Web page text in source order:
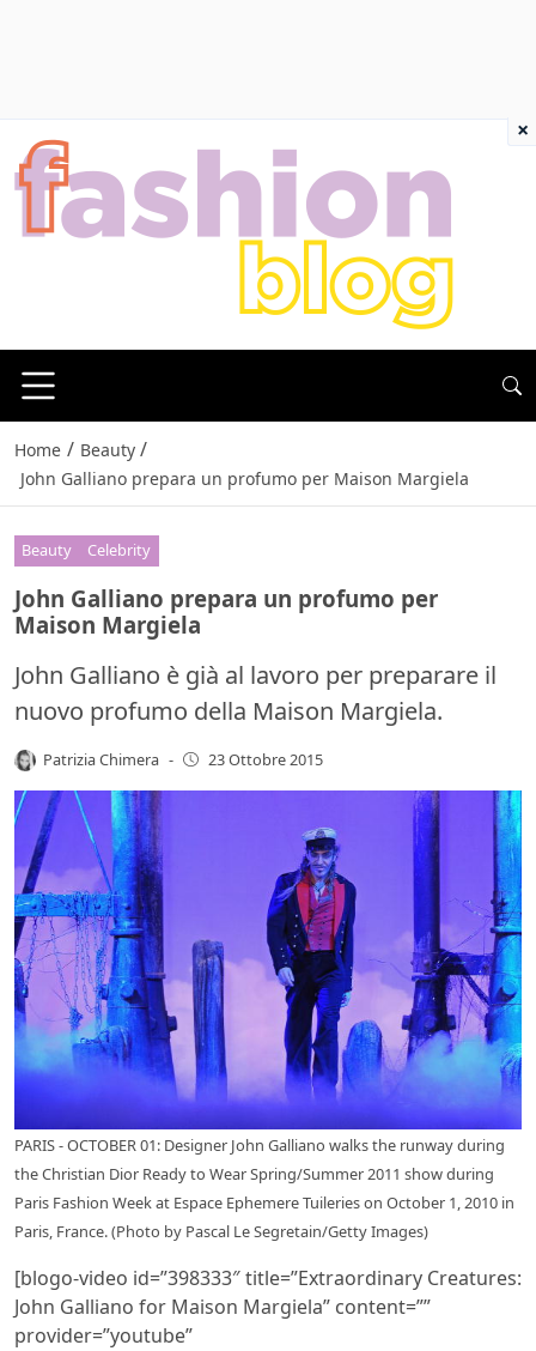
Home / Beauty /
John Galliano prepara un profumo per Maison Margiela
Beauty Celebrity
John Galliano prepara un profumo per
Maison Margiela
John Galliano è già al lavoro per preparare il
nuovo profumo della Maison Margiela.
Patrizia Chimera - 23 Ottobre 2015
PARIS - OCTOBER 01: Designer John Galliano walks the runway during
the Christian Dior Ready to Wear Spring/Summer 2011 show during
Paris Fashion Week at Espace Ephemere Tuileries on October 1, 2010 in
Paris, France. (Photo by Pascal Le Segretain/Getty Images)
[blogo-video id=”398333″ title=”Extraordinary Creatures:
John Galliano for Maison Margiela” content=””
provider=”youtube”
×